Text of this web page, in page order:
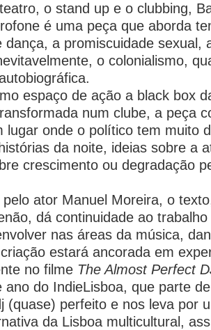
o stand up e o clubbing,
é uma peça que aborda
dança, a promiscuidade sexual,
o colonialismo,
espaço de ação a black box
num clube, a peça
lugar onde o político tem muito
da noite, ideias sobre a
crescimento ou degradação
ator Manuel Moreira, o
dá continuidade ao
nas áreas da música,
estará ancorada em
no filme The Almost Perfect
ano do IndieLisboa, que parte
(quase) perfeito e nos leva por
da Lisboa multicultural,